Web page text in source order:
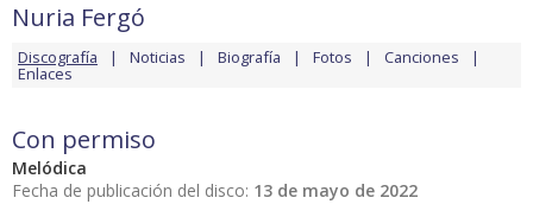
Nuria Fergó
Discografía Noticias Biografía Fotos Canciones
Enlaces
Con permiso
Melódica
Fecha de publicación del disco: 13 de mayo de 2022